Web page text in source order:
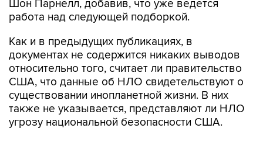
Как и в предыдущих публикациях, в
относительно того, считает ли правительство
США, что данные об НЛО свидетельствуют о
существовании инопланетной жизни. В них
также не указывается, представляют ли НЛО
угрозу национальной безопасности США.
В Пентагоне подчеркивают, что публикация